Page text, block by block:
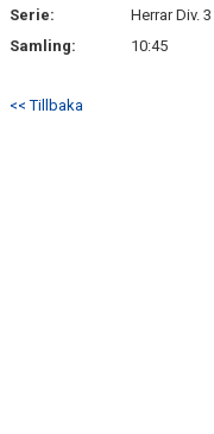
Serie:
Herrar Div.
Samling:
10:45
<< Tillbaka